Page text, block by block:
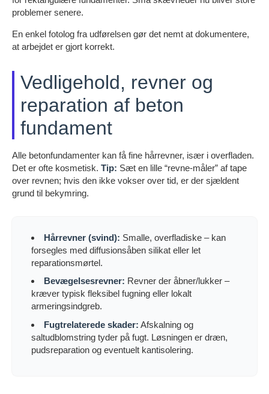
problemer senere.
En enkel fotolog fra udførelsen gør det nemt at dokumentere,
at arbejdet er gjort korrekt.
Vedligehold, revner og
reparation af beton
fundament
Alle betonfundamenter kan få fine hårrevner, især i overfladen.
Det er ofte kosmetisk. Tip: Sæt en lille “revne-måler” af tape
over revnen; hvis den ikke vokser over tid, er der sjældent
grund til bekymring.
Hårrevner (svind): Smalle, overfladiske – kan
forsegles med diffusionsåben silikat eller let
reparationsmørtel.
Bevægelsesrevner: Revner der åbner/lukker –
kræver typisk fleksibel fugning eller lokalt
armeringsindgreb.
Fugtrelaterede skader: Afskalning og
saltudblomstring tyder på fugt. Løsningen er dræn,
pudsreparation og eventuelt kantisolering.